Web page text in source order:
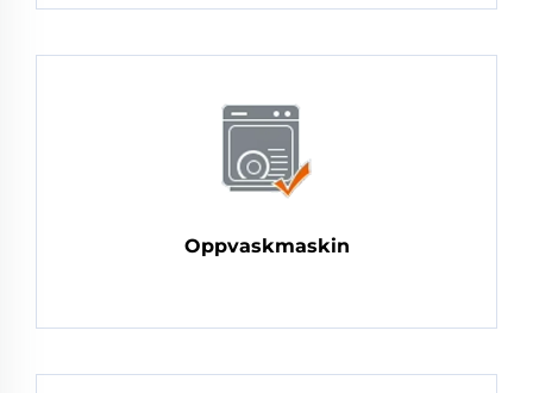
Oppvaskmaskin